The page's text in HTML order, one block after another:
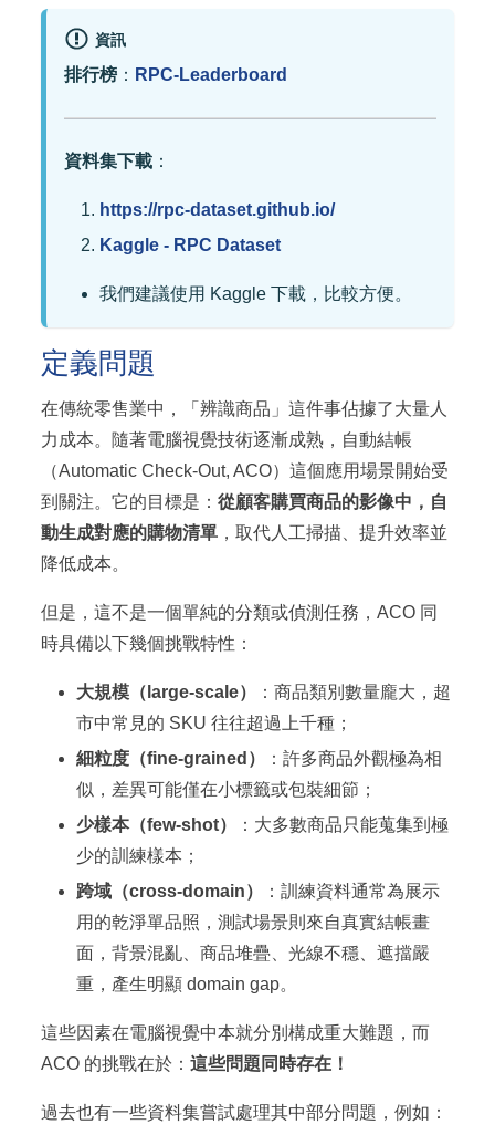
資訊
排行榜 ： RPC-Leaderboard
資料集下載 ：
https://rpc-dataset.github.io/
Kaggle - RPC Dataset
我們建議使用 Kaggle 下載，比較方便。
定義問題
在傳統零售業中，「辨識商品」這件事佔據了大量人
力成本。隨著電腦視覺技術逐漸成熟，自動結帳
（Automatic Check-Out, ACO）這個應用場景開始受
到關注。它的目標是：從顧客購買商品的影像中，自
動生成對應的購物清單 ，取代人工掃描、提升效率並
降低成本。
但是，這不是一個單純的分類或偵測任務，ACO 同
時具備以下幾個挑戰特性：
大規模（large-scale）
：商品類別數量龐大，超
市中常見的 SKU 往往超過上千種；
細粒度（fine-grained）
：許多商品外觀極為相
似，差異可能僅在小標籤或包裝細節；
少樣本（few-shot）
：大多數商品只能蒐集到極
少的訓練樣本；
跨域（cross-domain）
：訓練資料通常為展示
用的乾淨單品照，測試場景則來自真實結帳畫
面，背景混亂、商品堆疊、光線不穩、遮擋嚴
重，產生明顯 domain gap。
這些因素在電腦視覺中本就分別構成重大難題，而
ACO 的挑戰在於：這些問題同時存在！
過去也有一些資料集嘗試處理其中部分問題，例如：